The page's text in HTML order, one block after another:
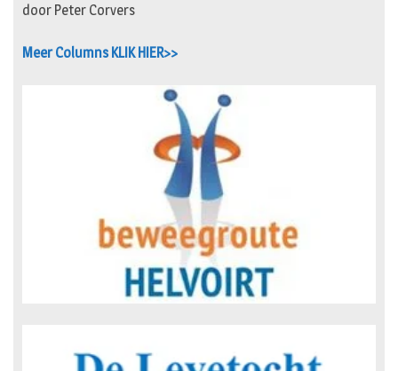
door Peter Corvers
Meer Columns KLIK HIER>>